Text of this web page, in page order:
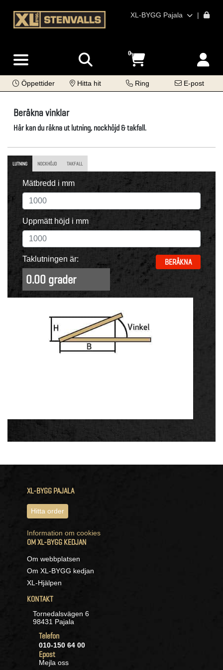
XL-BYGG Pajala |
0
Öppettider Hitta hit Ring E-post
Beräkna vinklar
Här kan du räkna ut lutning, nockhöjd & takfall.
LUTNING NOCKHÖJD TAKFALL
Mätbredd i mm
Uppmätt höjd i mm
BERÄKNA
Taklutningen är:
0.00 grader
XL-BYGG PAJALA
Hitta order
Information om cookies
OM XL-BYGG KEDJAN
Om webbplatsen
Om XL-BYGG kedjan
XL-Hjälpen
KONTAKT
Tornedalsvägen 6
98431 Pajala
Telefon
010-150 64 00
Epost
Mejla oss